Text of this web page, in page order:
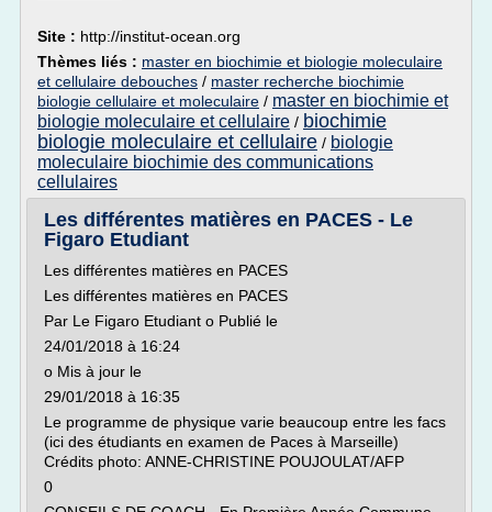
Site : http://institut-ocean.org
Thèmes liés : master en biochimie et biologie moleculaire
et cellulaire debouches / master recherche biochimie
biologie cellulaire et moleculaire / master en biochimie et
biologie moleculaire et cellulaire / biochimie
biologie moleculaire et cellulaire / biologie
moleculaire biochimie des communications
cellulaires
Les différentes matières en PACES - Le
Figaro Etudiant
Les différentes matières en PACES
Les différentes matières en PACES
Par Le Figaro Etudiant o Publié le
24/01/2018 à 16:24
o Mis à jour le
29/01/2018 à 16:35
Le programme de physique varie beaucoup entre les facs
(ici des étudiants en examen de Paces à Marseille)
Crédits photo: ANNE-CHRISTINE POUJOULAT/AFP
0